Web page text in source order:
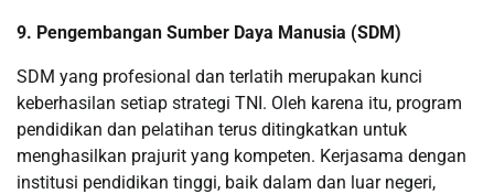
9. Pengembangan Sumber Daya Manusia (SDM)
SDM yang profesional dan terlatih merupakan kunci
keberhasilan setiap strategi TNI. Oleh karena itu, program
pendidikan dan pelatihan terus ditingkatkan untuk
menghasilkan prajurit yang kompeten. Kerjasama dengan
institusi pendidikan tinggi, baik dalam dan luar negeri,